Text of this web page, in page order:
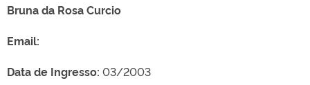
Bruna da Rosa Curcio
Email:
Data de Ingresso: 03/2003